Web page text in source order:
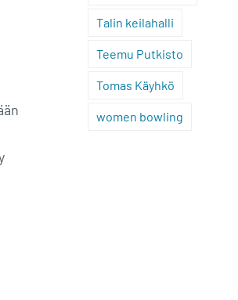
Talin keilahalli
Teemu Putkisto
Tomas Käyhkö
women bowling